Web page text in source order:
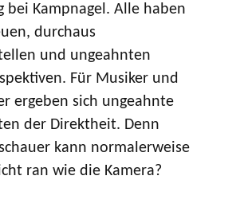
bei Kampnagel. Alle haben
durchaus
und ungeahnten
Für Musiker und
ergeben sich ungeahnte
der Direktheit. Denn
kann normalerweise
ran wie die Kamera?